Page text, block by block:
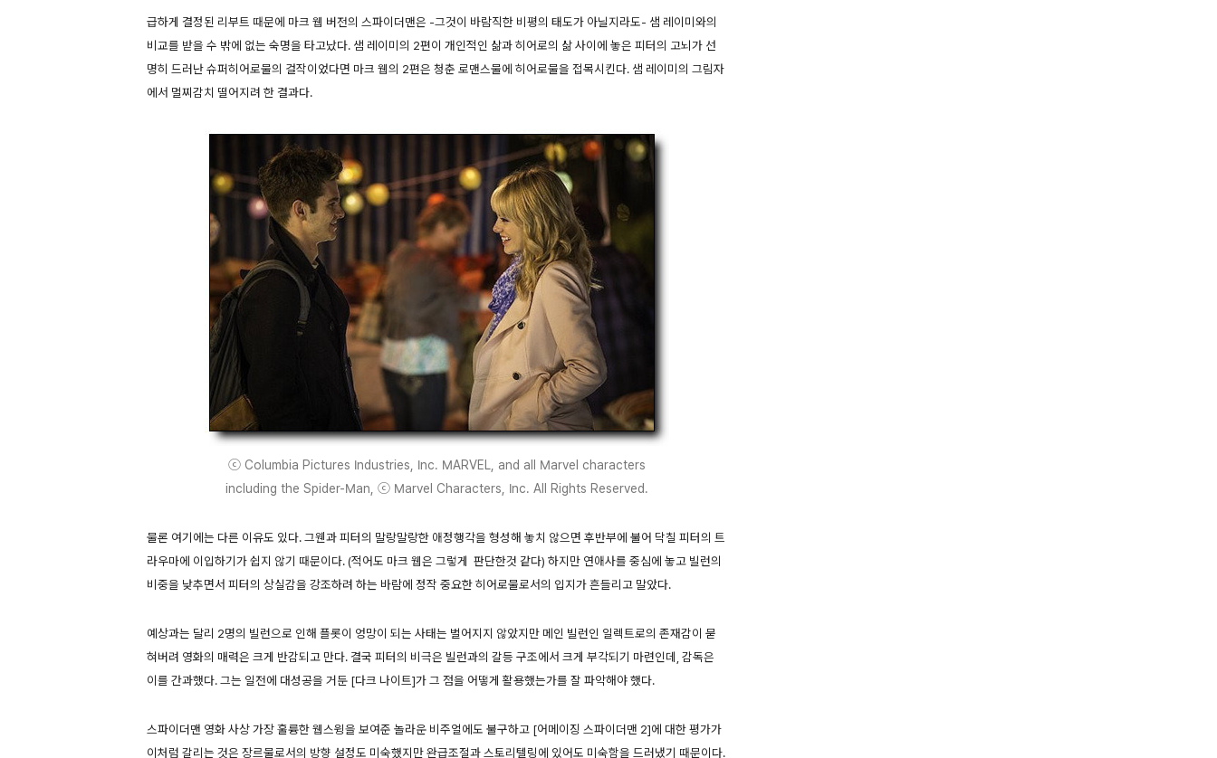
급하게 결정된 리부트 때문에 마크 웹 버전의 스파이더맨은 -그것이 바람직한 비평의 태도가 아닐지라도- 샘 레이미와의
비교를 받을 수 밖에 없는 숙명을 타고났다. 샘 레이미의 2편이 개인적인 삶과 히어로의 삶 사이에 놓은 피터의 고뇌가 선
명히 드러난 슈퍼히어로물의 걸작이었다면 마크 웹의 2편은 청춘 로맨스물에 히어로물을 접목시킨다. 샘 레이미의 그림자
에서 멀찌감치 떨어지려 한 결과다.
ⓒ Columbia Pictures Industries, Inc. MARVEL, and all Marvel characters
including the Spider-Man, ⓒ Marvel Characters, Inc. All Rights Reserved.
물론 여기에는 다른 이유도 있다. 그웬과 피터의 말랑말랑한 애정행각을 형성해 놓치 않으면 후반부에 불어 닥칠 피터의 트
라우마에 이입하기가 쉽지 않기 때문이다. (적어도 마크 웹은 그렇게 판단한것 같다) 하지만 연애사를 중심에 놓고 빌런의
비중을 낮추면서 피터의 상실감을 강조하려 하는 바람에 정작 중요한 히어로물로서의 입지가 흔들리고 말았다.
예상과는 달리 2명의 빌런으로 인해 플롯이 엉망이 되는 사태는 벌어지지 않았지만 메인 빌런인 일렉트로의 존재감이 묻
혀버려 영화의 매력은 크게 반감되고 만다. 결국 피터의 비극은 빌런과의 갈등 구조에서 크게 부각되기 마련인데, 감독은
이를 간과했다. 그는 일전에 대성공을 거둔 [다크 나이트]가 그 점을 어떻게 활용했는가를 잘 파악해야 했다.
스파이더맨 영화 사상 가장 훌륭한 웹스윙을 보여준 놀라운 비주얼에도 불구하고 [어메이징 스파이더맨 2]에 대한 평가가
이처럼 갈리는 것은 장르물로서의 방향 설정도 미숙했지만 완급조절과 스토리텔링에 있어도 미숙함을 드러냈기 때문이다.